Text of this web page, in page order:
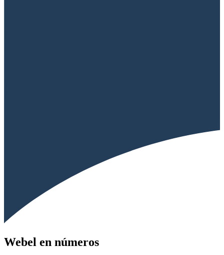
Webel en números